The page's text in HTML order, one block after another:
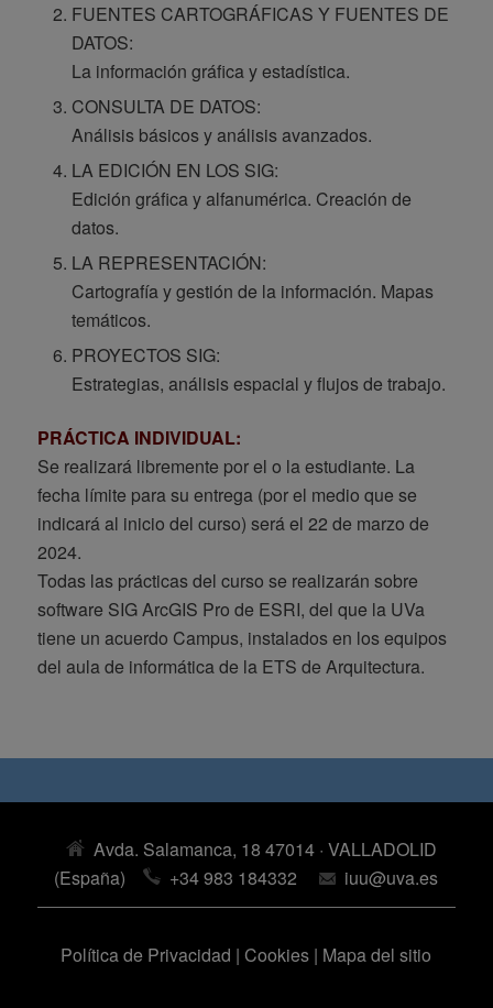
FUENTES CARTOGRÁFICAS Y FUENTES DE
DATOS:
La información gráfica y estadística.
CONSULTA DE DATOS:
Análisis básicos y análisis avanzados.
LA EDICIÓN EN LOS SIG:
Edición gráfica y alfanumérica. Creación de
datos.
LA REPRESENTACIÓN:
Cartografía y gestión de la información. Mapas
temáticos.
PROYECTOS SIG:
Estrategias, análisis espacial y flujos de trabajo.
PRÁCTICA INDIVIDUAL:
Se realizará libremente por el o la estudiante. La
fecha límite para su entrega (por el medio que se
indicará al inicio del curso) será el 22 de marzo de
2024.
Todas las prácticas del curso se realizarán sobre
software SIG ArcGIS Pro de ESRI, del que la UVa
tiene un acuerdo Campus, instalados en los equipos
del aula de informática de la ETS de Arquitectura.
Avda. Salamanca, 18 47014 · VALLADOLID
(España)
+34 983 184332 iuu@uva.es
Política de Privacidad | Cookies | Mapa del sitio